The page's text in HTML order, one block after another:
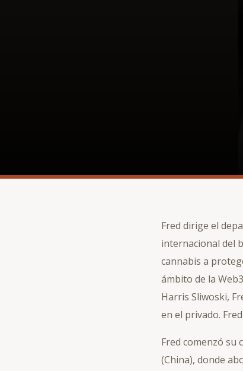
Fred dirige el
internacional del
cannabis a
ámbito de la
Harris Sliwoski,
en el privado.
Fred comenzó su
(China), donde